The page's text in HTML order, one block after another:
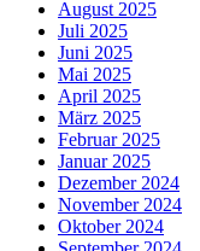
August 2025
Juli 2025
Juni 2025
Mai 2025
April 2025
März 2025
Februar 2025
Januar 2025
Dezember 2024
November 2024
Oktober 2024